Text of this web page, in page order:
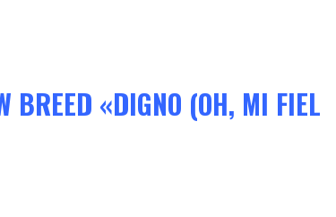
BREED «DIGNO (OH, MI FIEL